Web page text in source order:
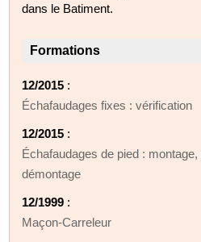
dans le Batiment.
Formations
12/2015 :
Échafaudages fixes : vérification
12/2015 :
Échafaudages de pied : montage,
démontage
12/1999 :
Maçon-Carreleur